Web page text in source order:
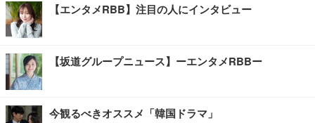
【エンタメRBB】注目の人にインタビュー
【坂道グループニュース】ーエンタメRBBー
今観るべきオススメ「韓国ドラマ」